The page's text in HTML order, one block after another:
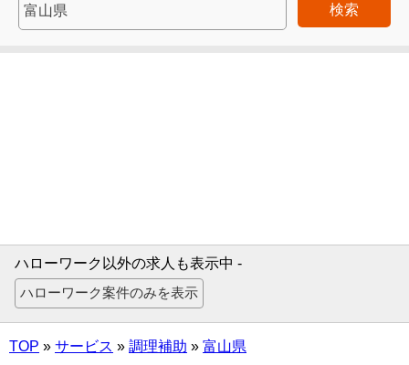
検索
ハローワーク以外の求人も表示中 -
TOP » サービス » 調理補助 » 富山県